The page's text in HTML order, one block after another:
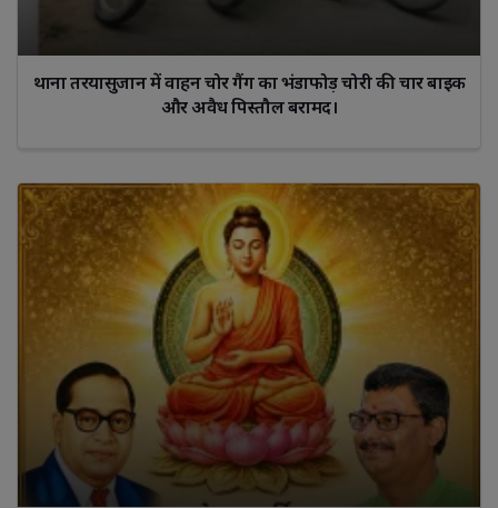
थाना तरयासुजान में वाहन चोर गैंग का भंडाफोड़ चोरी की चार बाइक
और अवैध पिस्तौल बरामद।